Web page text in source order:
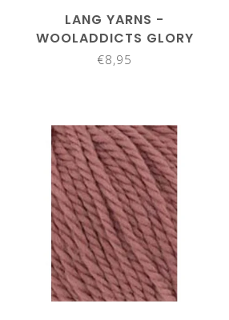
LANG YARNS -
WOOLADDICTS GLORY
1061.0035
€8,95